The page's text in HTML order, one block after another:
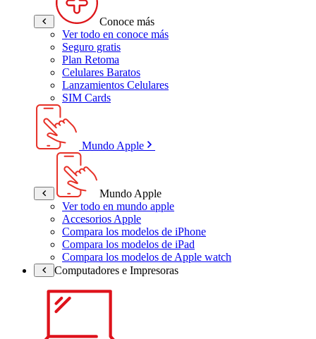
Conoce más
Ver todo en conoce más
Seguro gratis
Plan Retoma
Celulares Baratos
Lanzamientos Celulares
SIM Cards
Mundo Apple
Mundo Apple
Ver todo en mundo apple
Accesorios Apple
Compara los modelos de iPhone
Compara los modelos de iPad
Compara los modelos de Apple watch
Computadores e Impresoras